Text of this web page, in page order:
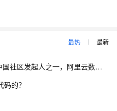
最热 最新
【大咖问答】对话PostgreSQL 中国社区发起人之一，阿里云数据库高级专家 德哥
的？